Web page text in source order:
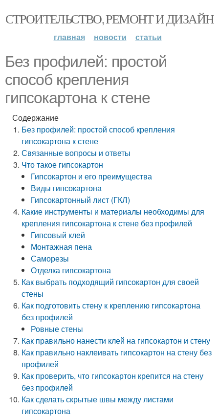
СТРОИТЕЛЬСТВО, РЕМОНТ И ДИЗАЙН
главная новости статьи
Без профилей: простой
способ крепления
гипсокартона к стене
Содержание
Без профилей: простой способ крепления
гипсокартона к стене
Связанные вопросы и ответы
Что такое гипсокартон
Гипсокартон и его преимущества
Виды гипсокартона
Гипсокартонный лист (ГКЛ)
Какие инструменты и материалы необходимы для
крепления гипсокартона к стене без профилей
Гипсовый клей
Монтажная пена
Саморезы
Отделка гипсокартона
Как выбрать подходящий гипсокартон для своей
стены
Как подготовить стену к креплению гипсокартона
без профилей
Ровные стены
Как правильно нанести клей на гипсокартон и стену
Как правильно наклеивать гипсокартон на стену без
профилей
Как проверить, что гипсокартон крепится на стену
без профилей
Как сделать скрытые швы между листами
гипсокартона